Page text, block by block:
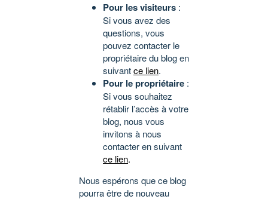
Pour les visiteurs :
Si vous avez des
questions, vous
pouvez contacter le
propriétaire du blog en
suivantce lien.
Pour le propriétaire :
Si vous souhaitez
rétablir l’accès à votre
blog, nous vous
invitons à nous
contacter en suivant
ce lien.
Nous espérons que ce blog
pourra être de nouveau